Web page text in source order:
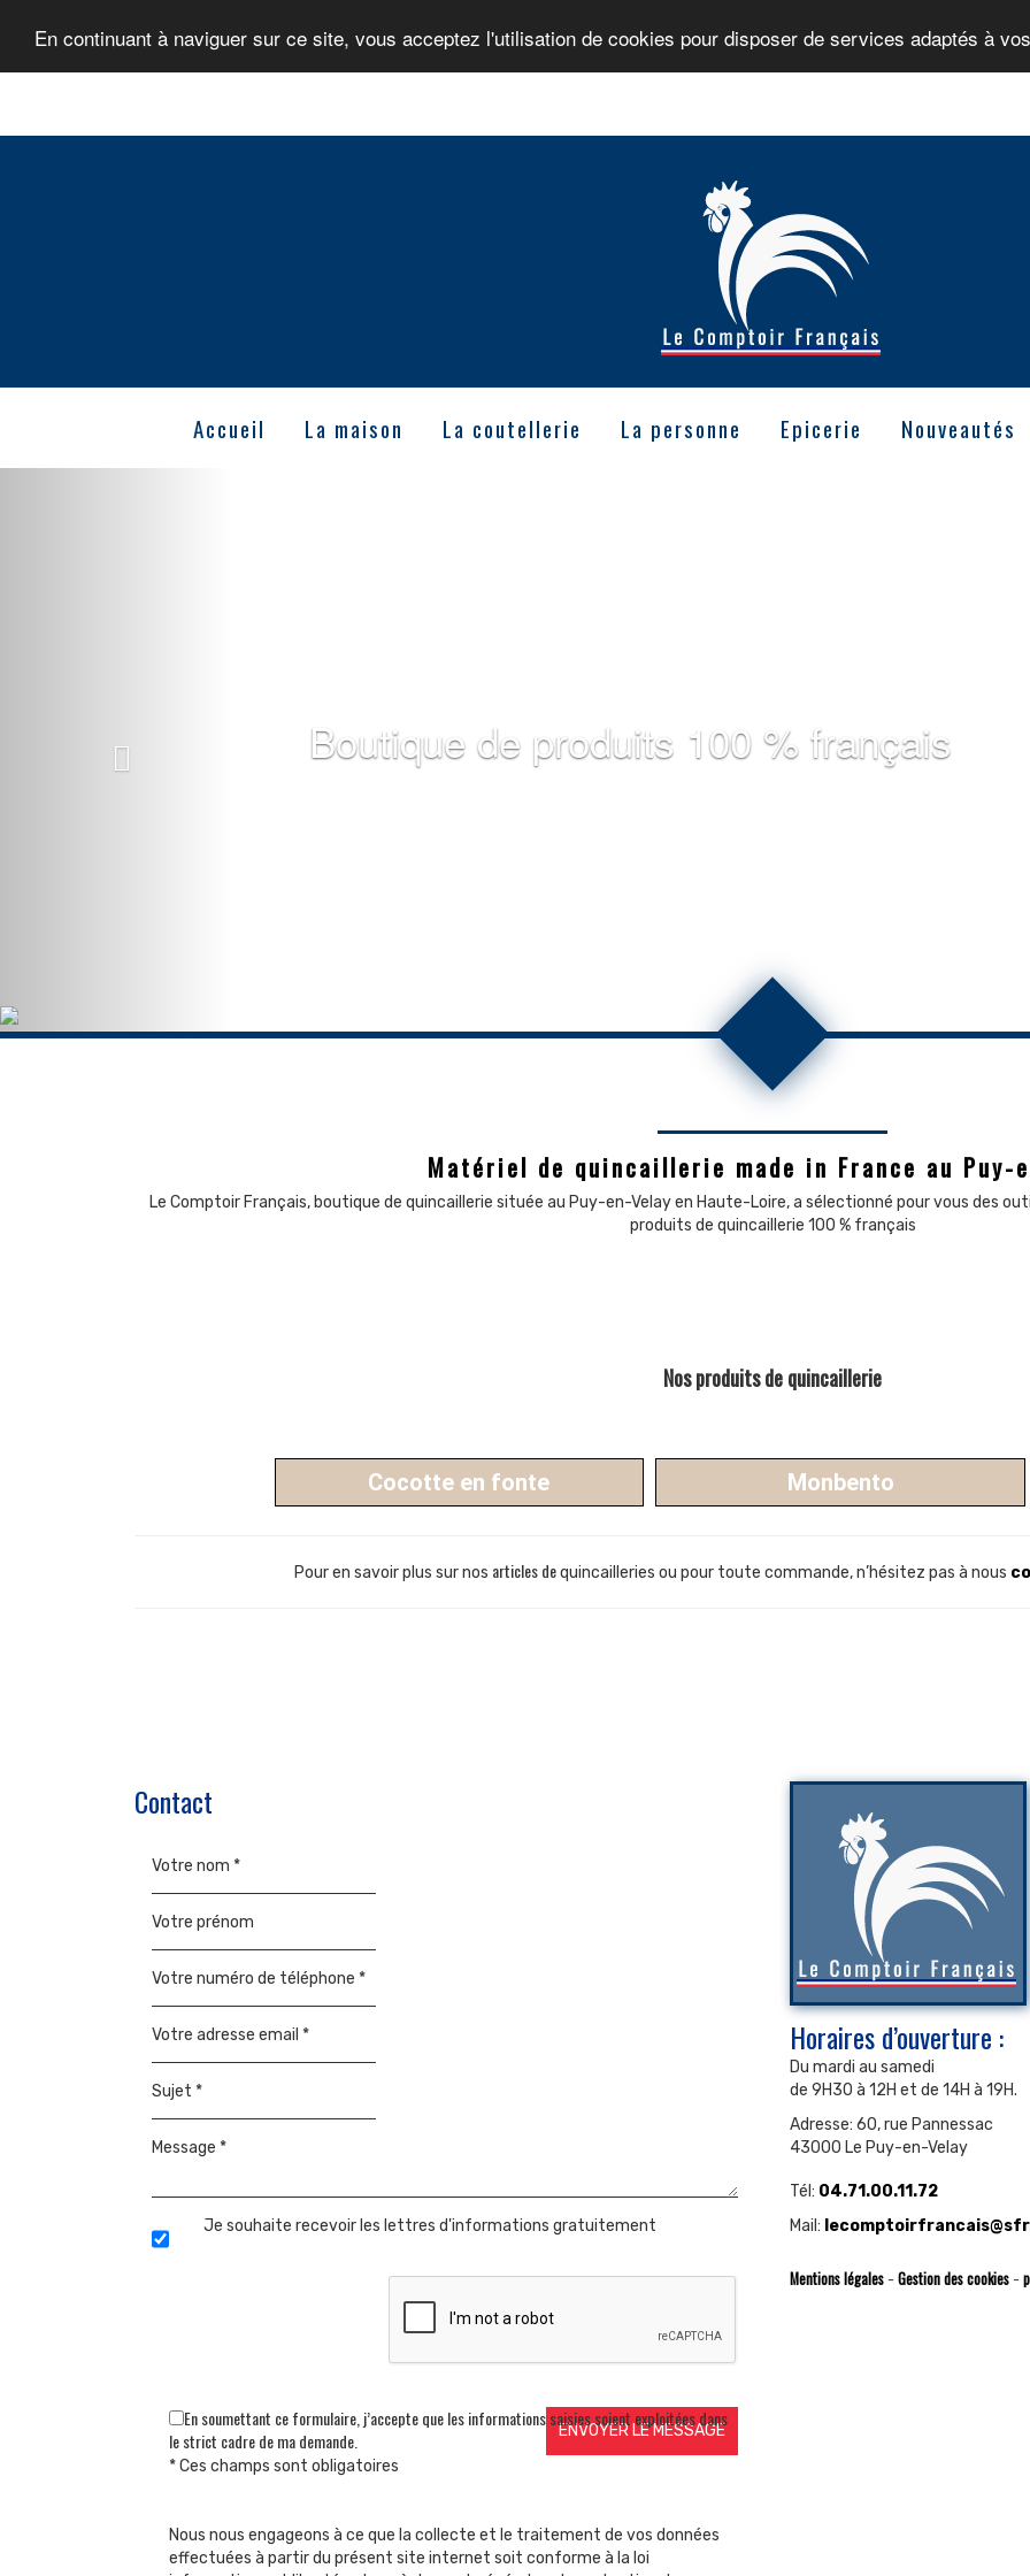
En continuant à naviguer sur ce site, vous acceptez l'utilisation de cookies pour disposer de services adaptés à
Accueil La maison La coutellerie La personne Epicerie Nouveautés
Boutique de produits 100 % français
.
Matériel de quincaillerie made in France au Puy-
Le Comptoir Français, boutique de quincaillerie située au Puy-en-Velay en Haute-Loire, a sélectionné pour vous des
produits de quincaillerie 100 % français
Nos produits de quincaillerie
Cocotte en fonte Monbento
Pour en savoir plus sur nos articles dequincailleries ou pour toute commande, n’hésitez pas à nous
Contact
Votre nom *
Votre prénom
Votre numéro de téléphone *
Votre adresse email *
Sujet *
Message *
Je souhaite recevoir les lettres d'informations gratuitement
En soumettant ce formulaire, j’accepte que les informations saisies soient exploitées dans
le strict cadre de ma demande.
* Ces champs sont obligatoires
Nous nous engageons à ce que la collecte et le traitement de vos données
effectuées à partir du présent site internet soit conforme à la loi
Horaires d’ouverture :
Du mardi au samedi
de 9H30 à 12H et de 14H à 19H.
Adresse: 60, rue Pannessac
43000 Le Puy-en-Velay
Tél: 04.71.00.11.72
Mail:
Mentions légales - Gestion des cookies -